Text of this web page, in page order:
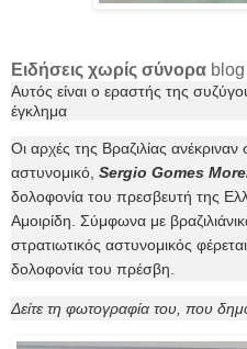
Ειδήσεις χωρίς σύνορα
Αυτός είναι ο εραστής της
έγκλημα
Οι αρχές της Βραζιλίας
αστυνομικό, Sergio Gomes
δολοφονία του πρεσβευτή της
Αμοιρίδη. Σύμφωνα με
στρατιωτικός αστυνομικός
δολοφονία του πρέσβη.
Δείτε τη φωτογραφία του, που